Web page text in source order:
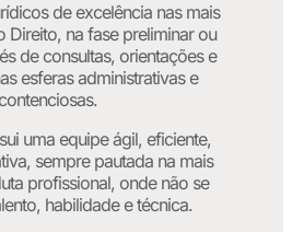
de excelência nas mais
Direito, na fase preliminar ou
de consultas, orientações e
esferas administrativas e
uma equipe ágil, eficiente,
sempre pautada na mais
profissional, onde não se
habilidade e técnica.